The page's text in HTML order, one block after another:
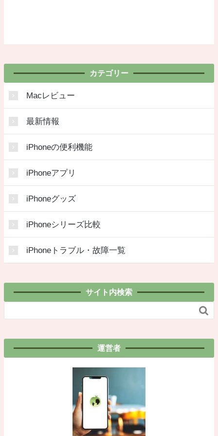
サイト内検索

カテゴリー
Macレビュー
最新情報
iPhoneの便利機能
iPhoneアプリ
iPhoneグッズ
iPhoneシリーズ比較
iPhoneトラブル・故障一覧
運営者